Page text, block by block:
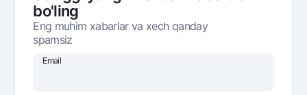
Ofis va bankomatlar
Shaxsiy ma'lumotlarni qayta ishlashga rozilik berish
Bizni ijtimoiy tarmoqlarda kuzatib boring
bo'ling
Eng muhim xabarlar va xech qanday
spamsiz
Email